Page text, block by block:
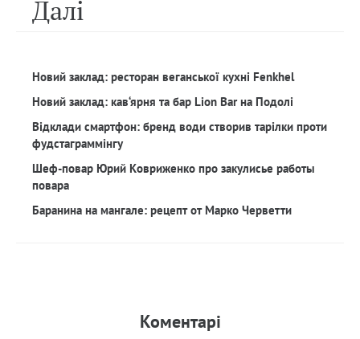
Далi
Новий заклад: ресторан веганської кухні Fenkhel
Новий заклад: кав‘ярня та бар Lion Bar на Подолі
Відклади смартфон: бренд води створив тарілки проти
фудстаграммінгу
Шеф-повар Юрий Ковриженко про закулисье работы
повара
Баранина на мангале: рецепт от Марко Черветти
Коментарi